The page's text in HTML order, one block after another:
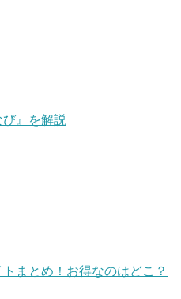
』を解説
まとめ！お得なのはどこ？